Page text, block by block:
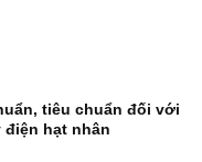
tiêu chuẩn đối với
điện hạt nhân